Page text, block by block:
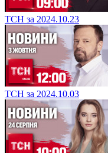
ТСН за 2024.10.23
ТСН за 2024.10.03